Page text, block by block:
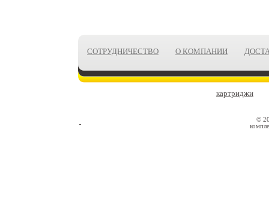
СОТРУДНИЧЕСТВО О КОМПАНИИ
картриджи
©